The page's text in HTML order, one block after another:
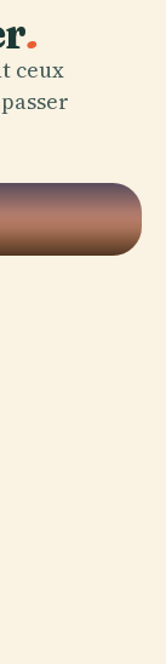
.
ceux